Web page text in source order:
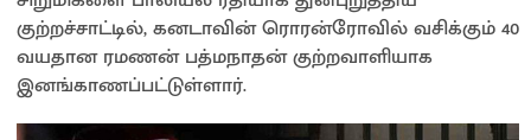
p k k
குற்றச்சாட்டில், கனடாவின் ரொரன்ரோவில் வசிக்கும் 40
வயதான ரமணன் பத்மநாதன் குற்றவாளியாக
இனங்காணப்பட்டுள்ளார்.